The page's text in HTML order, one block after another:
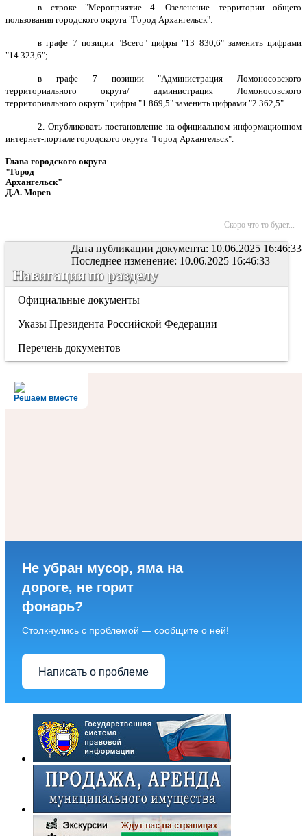
в строке "Мероприятие 4. Озеленение территории общего
пользования городского округа "Город Архангельск":
в графе 7 позиции "Всего" цифры "13 830,6" заменить цифрами
"14 323,6";
в графе 7 позиции "Администрация Ломоносовского
территориального округа/ администрация Ломоносовского
территориального округа" цифры "1 869,5" заменить цифрами "2 362,5".
2. Опубликовать постановление на официальном информационном
интернет-портале городского округа "Город Архангельск".
Глава городского округа
"Город
Архангельск"
Д.А. Морев
Скоро что то будет...
Дата публикации документа: 10.06.2025 16:46:33
Последнее изменение: 10.06.2025 16:46:33
Навигация по разделу
Официальные документы
Указы Президента Российской Федерации
Перечень документов
Решаем вместе
Не убран мусор, яма на
дороге, не горит
фонарь?
Столкнулись с проблемой — сообщите о ней!
Написать о проблеме